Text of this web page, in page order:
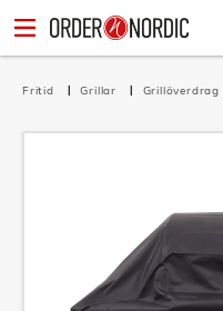
Fritid Grillar Grillöverdrag